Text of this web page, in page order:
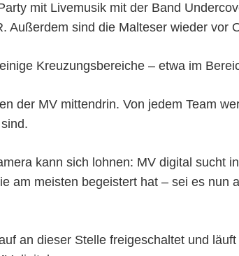
mit Livemusik mit der Band
Außerdem sind die Malteser wieder vor
Kreuzungsbereiche – etwa im
der MV mittendrin. Von jedem Team
kann sich lohnen: MV digital sucht
am meisten begeistert hat – sei es
an dieser Stelle freigeschaltet und